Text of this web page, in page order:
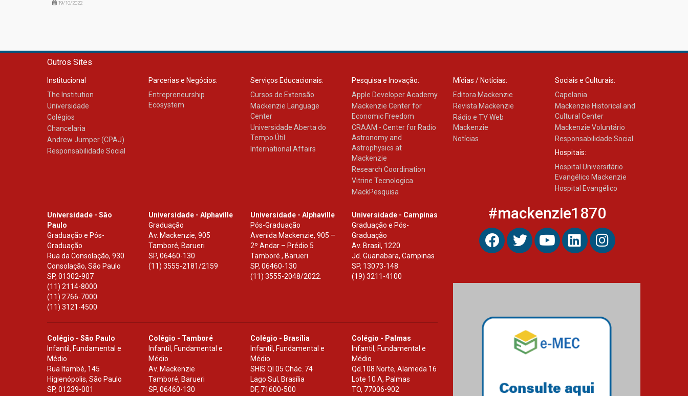
19/10/2022
Outros Sites
Institucional
The Institution
Universidade
Colégios
Chancelaria
Andrew Jumper (CPAJ)
Responsabilidade Social
Parcerias e Negócios:
Entrepreneurship
Ecosystem
Serviços Educacionais:
Cursos de Extensão
Mackenzie Language
Center
Universidade Aberta do
Tempo Útil
International Affairs
Pesquisa e Inovação:
Apple Developer Academy
Mackenzie Center for
Economic Freedom
CRAAM - Center for Radio
Astronomy and
Astrophysics at
Mackenzie
Research Coordination
Vitrine Tecnologica
MackPesquisa
Mídias / Notícias:
Editora Mackenzie
Revista Mackenzie
Rádio e TV Web
Mackenzie
Notícias
Sociais e Culturais:
Capelania
Mackenzie Historical and
Cultural Center
Mackenzie Voluntário
Responsabilidade Social
Hospitais:
Hospital Universitário
Evangélico Mackenzie
Hospital Evangélico
Universidade - São
Paulo
Graduação e Pós-
Graduação
Rua da Consolação, 930
Consolação, São Paulo
SP, 01302-907
(11) 2114-8000
(11) 2766-7000
(11) 3121-4500
Universidade - Alphaville
Graduação
Av. Mackenzie, 905
Tamboré, Barueri
SP,06460-130
(11) 3555-2181/2159
Universidade - Alphaville
Pós-Graduação
Avenida Mackenzie, 905 –
2º Andar – Prédio 5
Tamboré , Barueri
SP, 06460-130
(11) 3555-2048/2022.
Universidade - Campinas
Graduação e Pós-
Graduação
Av. Brasil, 1220
Jd. Guanabara, Campinas
SP, 13073-148
(19) 3211-4100
Colégio - São Paulo
Infantil, Fundamental e
Médio
Rua Itambé, 145
Higienópolis, São Paulo
SP, 01239-001
Colégio - Tamboré
Infantil, Fundamental e
Médio
Av. Mackenzie
Tamboré, Barueri
SP,06460-130
Colégio - Brasília
Infantil, Fundamental e
Médio
SHIS Ql 05 Chác. 74
Lago Sul, Brasília
DF, 71600-500
Colégio - Palmas
Infantil, Fundamental e
Médio
Qd.108 Norte, Alameda 16
Lote 10 A, Palmas
TO, 77006-902
#mackenzie1870